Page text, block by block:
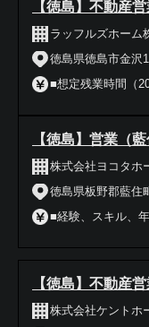
【徳島】不動産
ラッフルズホーム
徳島県徳島市金沢
■想定残業時間（
【徳島】営業（藍
株式会社ヨコタホ
徳島県板野郡藍住
■経験、スキル、
【徳島】不動産
株式会社ケントホ